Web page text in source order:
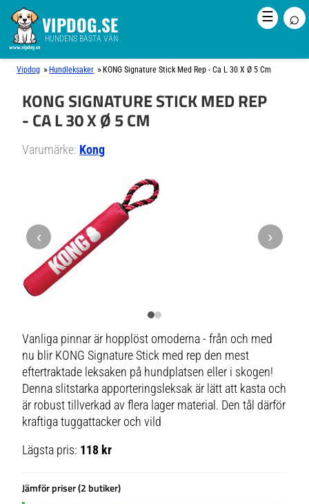
VIPDOG.SE
HUNDENS BÄSTA VÄN
☰ ⌕
Vipdog » Hundleksaker » KONG Signature Stick Med Rep - Ca L 30 X Ø 5 Cm
KONG SIGNATURE STICK MED REP
- CA L 30 X Ø 5 CM
Varumärke: Kong
‹ ›
Vanliga pinnar är hopplöst omoderna - från och med
nu blir KONG Signature Stick med rep den mest
eftertraktade leksaken på hundplatsen eller i skogen!
Denna slitstarka apporteringsleksak är lätt att kasta och
är robust tillverkad av flera lager material. Den tål därför
kraftiga tuggattacker och vild
Lägsta pris: 118 kr
Jämför priser (2 butiker)